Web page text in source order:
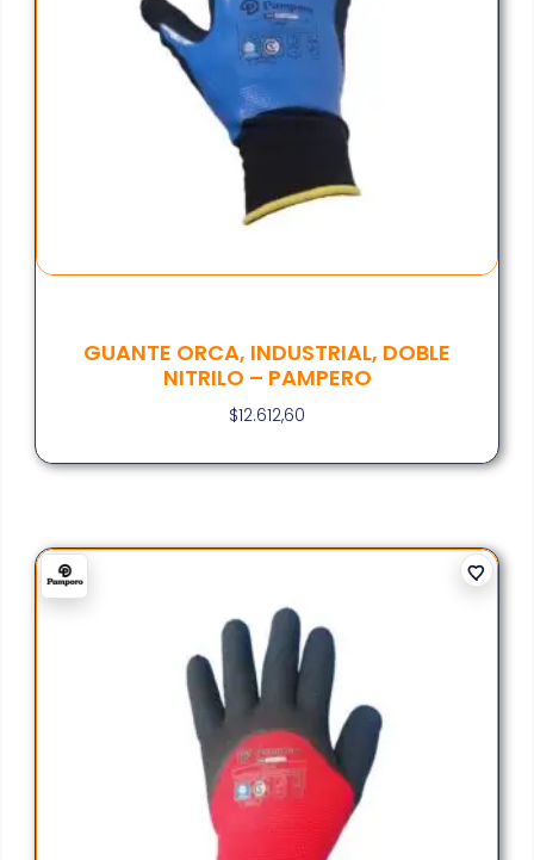
GUANTE ORCA, INDUSTRIAL, DOBLE
NITRILO – PAMPERO
$12.612,60